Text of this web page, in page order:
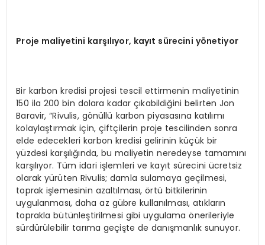
Proje maliyetini karşılıyor, kayıt sürecini yönetiyor
Bir karbon kredisi projesi tescil ettirmenin maliyetinin
150 ila 200 bin dolara kadar çıkabildiğini belirten Jon
Baravir, “Rivulis, gönüllü karbon piyasasına katılımı
kolaylaştırmak için, çiftçilerin proje tescilinden sonra
elde edecekleri karbon kredisi gelirinin küçük bir
yüzdesi karşılığında, bu maliyetin neredeyse tamamını
karşılıyor. Tüm idari işlemleri ve kayıt sürecini ücretsiz
olarak yürüten Rivulis; damla sulamaya geçilmesi,
toprak işlemesinin azaltılması, örtü bitkilerinin
uygulanması, daha az gübre kullanılması, atıkların
toprakla bütünleştirilmesi gibi uygulama önerileriyle
sürdürülebilir tarıma geçişte de danışmanlık sunuyor.